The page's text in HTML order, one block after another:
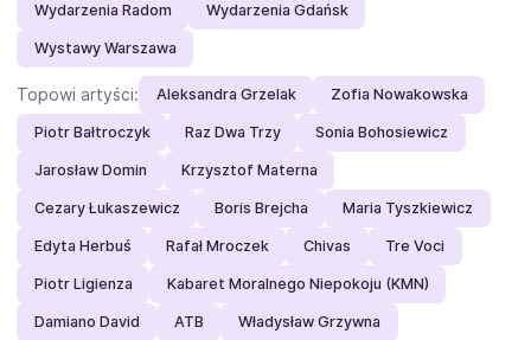
Wydarzenia Radom Wydarzenia Gdańsk
Wystawy Warszawa
Topowi artyści: Aleksandra Grzelak Zofia Nowakowska
Piotr Bałtroczyk Raz Dwa Trzy Sonia Bohosiewicz
Jarosław Domin Krzysztof Materna
Cezary Łukaszewicz Boris Brejcha Maria Tyszkiewicz
Edyta Herbuś Rafał Mroczek Chivas Tre Voci
Piotr Ligienza Kabaret Moralnego Niepokoju (KMN)
Damiano David ATB Władysław Grzywna